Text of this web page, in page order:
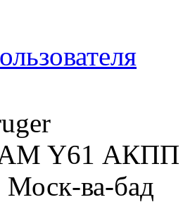
Y61 АКПП
Моск-ва-бад